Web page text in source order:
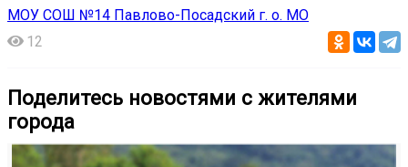
МОУ СОШ №14 Павлово-Посадский г. о. МО
12
Поделитесь новостями с жителями
города